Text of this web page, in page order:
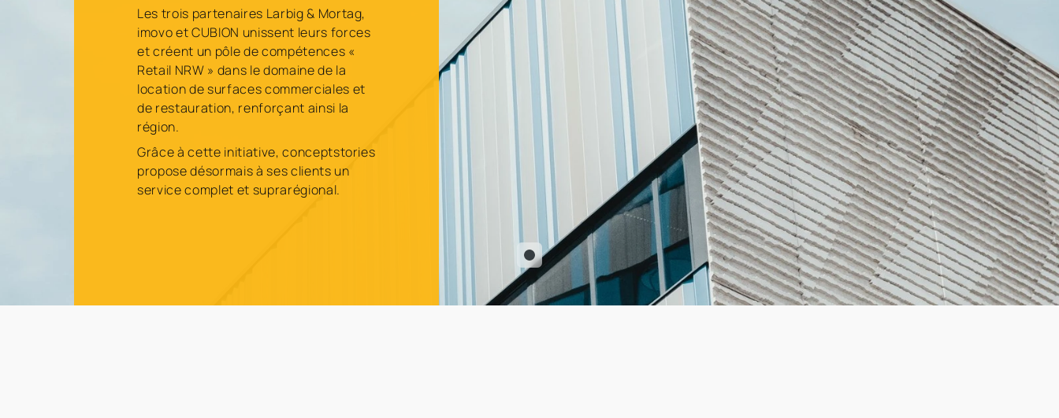
Les trois partenaires Larbig & Mortag,
imovo et CUBION unissent leurs forces
et créent un pôle de compétences «
Retail NRW » dans le domaine de la
location de surfaces commerciales et
de restauration, renforçant ainsi la
région.
Grâce à cette initiative, conceptstories
propose désormais à ses clients un
service complet et suprarégional.